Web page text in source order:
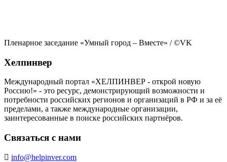
Пленарное заседание «Умный город – Вместе» / ©VK
Хелпинвер
Международный портал «ХЕЛПИНВЕР - открой новую
Россию!» - это ресурс, демонстрирующий возможности и
потребности российских регионов и организаций в РФ и за её
пределами, а также международные организации,
заинтересованные в поиске российских партнёров.
Связаться с нами
info@helpinver.com